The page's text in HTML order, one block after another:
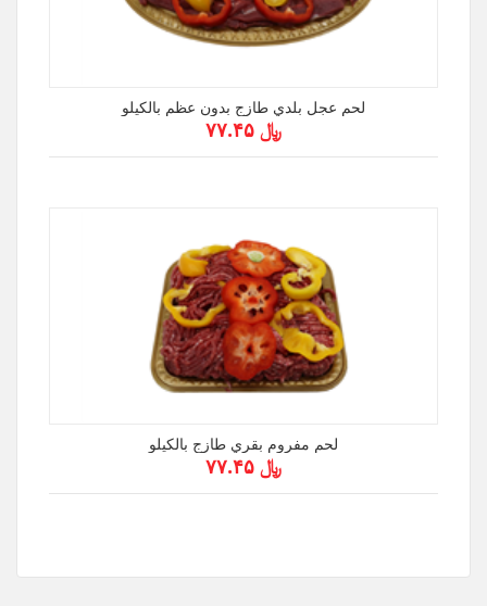
لحم عجل بلدي طازج بدون عظم بالكيلو
﷼ ۷۷.۴۵
لحم مفروم بقري طازج بالكيلو
﷼ ۷۷.۴۵